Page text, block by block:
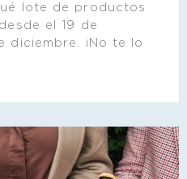
lote de productos
el 19 de
diciembre. ¡No te lo